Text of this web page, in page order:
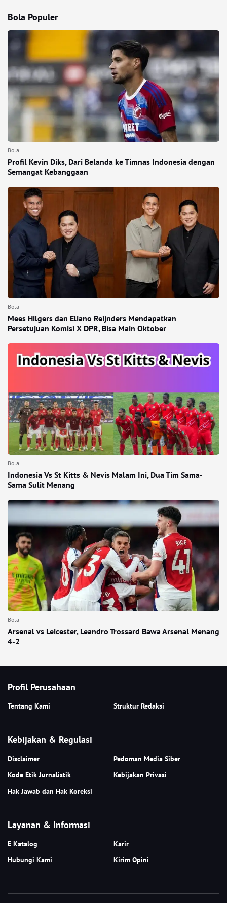
Bola Populer
Bola
Profil Kevin Diks, Dari Belanda ke Timnas Indonesia dengan
Semangat Kebanggaan
Bola
Mees Hilgers dan Eliano Reijnders Mendapatkan
Persetujuan Komisi X DPR, Bisa Main Oktober
Bola
Indonesia Vs St Kitts & Nevis Malam Ini, Dua Tim Sama-
Sama Sulit Menang
Bola
Arsenal vs Leicester, Leandro Trossard Bawa Arsenal Menang
4-2
Profil Perusahaan
Tentang Kami Struktur Redaksi
Kebijakan & Regulasi
Disclaimer
Pedoman Media Siber
Kode Etik Jurnalistik
Kebijakan Privasi
Hak Jawab dan Hak Koreksi
Layanan & Informasi
E Katalog
Karir
Hubungi Kami
Kirim Opini